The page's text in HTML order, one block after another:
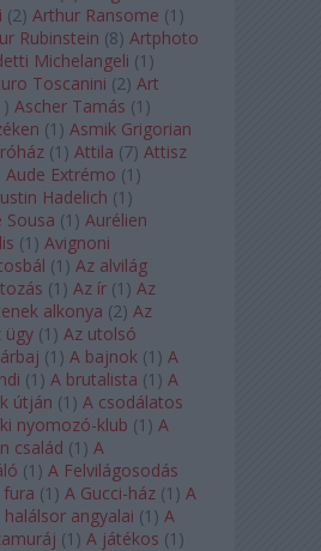
(2) Arthur Ransome (1 )
Rubinstein (8) Artphoto
Michelangeli (1 )
Toscanini (2) Art
) Ascher Tamás (1 )
(1 ) Asmik Grigorian
(1 ) Attila (7) Attisz
Aude Extrémo (1 )
Hadelich (1 )
Sousa (1 ) Aurélien
(1 ) Avignoni
(1 ) Az alvilág
(1 ) Az ír (1 ) Az
alkonya (2) Az
ügy (1 ) Az utolsó
(1 ) A bajnok (1 ) A
(1 ) A brutalista (1 ) A
útján (1 ) A csodálatos
nyomozó-klub (1 ) A
család (1 ) A
(1 ) A Felvilágosodás
fura (1 ) A Gucci-ház (1 ) A
halálsor angyalai (1 ) A
(1 ) A játékos (1 )